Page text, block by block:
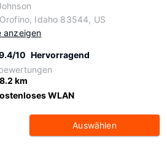
Idaho 83544, US
anzeigen
10 Hervorragend
km
WLAN
Auswählen